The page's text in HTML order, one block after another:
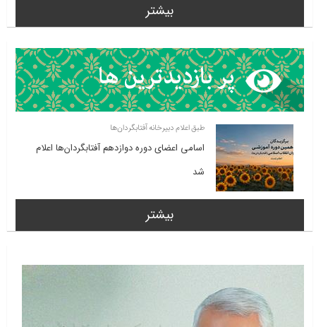
بیشتر
طبق اعلام دبیرخانه آفتابگردان‌ها
اسامی اعضای دوره دوازدهم آفتابگردان‌ها اعلام
شد
بیشتر